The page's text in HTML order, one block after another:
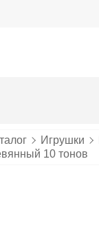
Игрушки
10 тонов